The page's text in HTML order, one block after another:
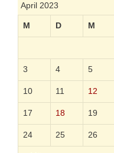
April 2023
M D M
3 4 5
10 11 12
17 18 19
24 25 26